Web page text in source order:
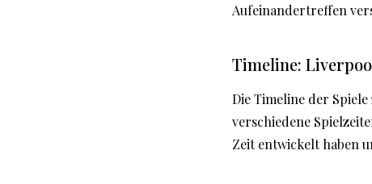
Aufeinandertreffen
Timeline:
Die Timeline der
verschiedene
Zeit entwickelt haben